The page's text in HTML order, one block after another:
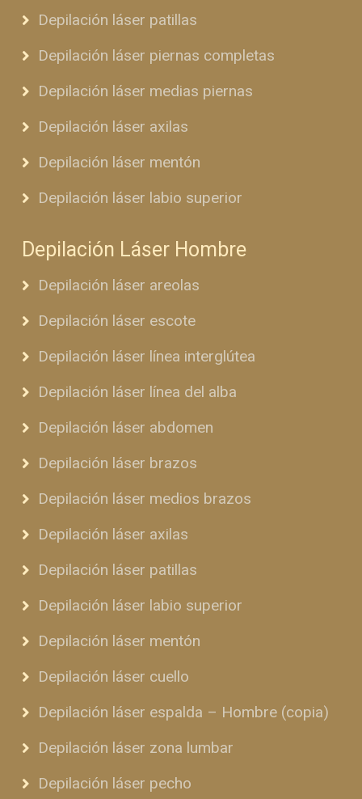
Depilación láser patillas
Depilación láser piernas completas
Depilación láser medias piernas
Depilación láser axilas
Depilación láser mentón
Depilación láser labio superior
Depilación Láser Hombre
Depilación láser areolas
Depilación láser escote
Depilación láser línea interglútea
Depilación láser línea del alba
Depilación láser abdomen
Depilación láser brazos
Depilación láser medios brazos
Depilación láser axilas
Depilación láser patillas
Depilación láser labio superior
Depilación láser mentón
Depilación láser cuello
Depilación láser espalda – Hombre (copia)
Depilación láser zona lumbar
Depilación láser pecho